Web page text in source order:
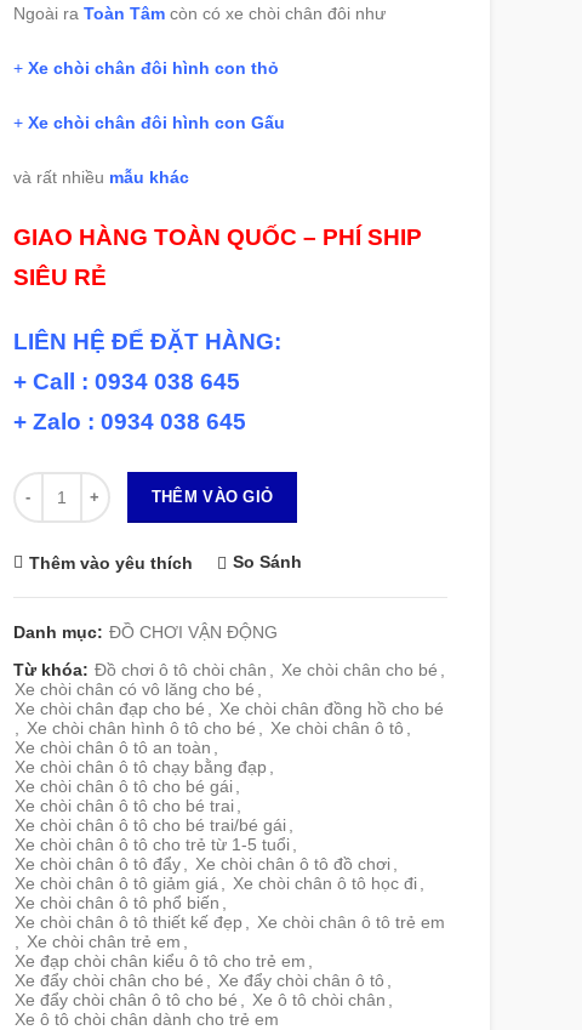
Ngoài ra Toàn Tâmcòn có xe chòi chân đôi như
+ Xe chòi chân đôi hình con thỏ
+ Xe chòi chân đôi hình con Gấu
và rất nhiều mẫu khác
GIAO HÀNG TOÀN QUỐC – PHÍ SHIP
SIÊU RẺ
LIÊN HỆ ĐỂ ĐẶT HÀNG:
+ Call : 0934 038 645
+ Zalo : 0934 038 645
Số lượng
THÊM VÀO GIỎ
Thêm vào yêu thích So Sánh
Danh mục: ĐỒ CHƠI VẬN ĐỘNG
Từ khóa: Đồ chơi ô tô chòi chân Xe chòi chân cho bé
Xe chòi chân có vô lăng cho bé
Xe chòi chân đạp cho bé
Xe chòi chân đồng hồ cho bé
Xe chòi chân hình ô tô cho bé Xe chòi chân ô tô
Xe chòi chân ô tô an toàn
Xe chòi chân ô tô chạy bằng đạp
Xe chòi chân ô tô cho bé gái
Xe chòi chân ô tô cho bé trai
Xe chòi chân ô tô cho bé trai/bé gái
Xe chòi chân ô tô cho trẻ từ 1-5 tuổi
Xe chòi chân ô tô đẩy
Xe chòi chân ô tô đồ chơi
Xe chòi chân ô tô giảm giá
Xe chòi chân ô tô học đi
Xe chòi chân ô tô phổ biến
Xe chòi chân ô tô thiết kế đẹp
Xe chòi chân ô tô trẻ em
Xe chòi chân trẻ em
Xe đạp chòi chân kiểu ô tô cho trẻ em
Xe đẩy chòi chân cho bé
Xe đẩy chòi chân ô tô
Xe đẩy chòi chân ô tô cho bé
Xe ô tô chòi chân
Xe ô tô chòi chân dành cho trẻ em